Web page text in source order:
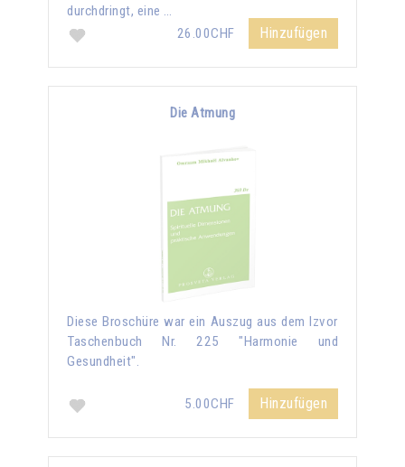
durchdringt, eine …
26.00CHF
Hinzufügen
Die Atmung
Diese Broschüre war ein Auszug aus dem Izvor
Taschenbuch Nr. 225 "Harmonie und
Gesundheit".
5.00CHF Hinzufügen